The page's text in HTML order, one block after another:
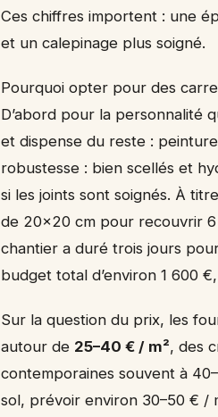
Ces chiffres importent : une
et un calepinage plus soigné.
Pourquoi opter pour des
D’abord pour la personnalité
et dispense du reste :
robustesse : bien scellés et
si les joints sont soignés. À
de 20×20 cm pour recouvrir
chantier a duré trois jours
budget total d’environ 1 600
Sur la question du prix, les
autour de 25–40 € / m², des
contemporaines souvent à
sol, prévoir environ 30–50 € /